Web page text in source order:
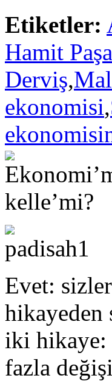
Etiketler:
Hamit Paşa
Derviş,
ekonomisi,
Evet:
hikayeden
iki hikaye:
fazla